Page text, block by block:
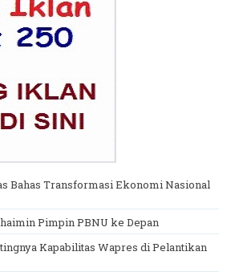
Bahas Transformasi Ekonomi Nasional
Pimpin PBNU ke Depan
Kapabilitas Wapres di Pelantikan